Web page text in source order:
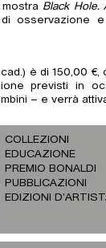
Black Hole.
osservazione
è di 150,00 €,
previsti in
– e verrà
COLLEZIONI
EDUCAZIONE
PREMIO BONALDI
PUBBLICAZIONI
EDIZIONI